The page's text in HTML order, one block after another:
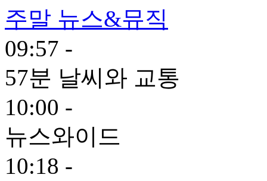
주말 뉴스&뮤직
09:57 -
57분 날씨와 교통
10:00 -
뉴스와이드
10:18 -